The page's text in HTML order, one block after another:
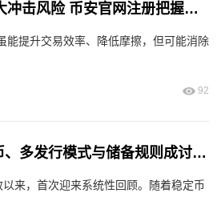
IMF警告：代币化加速金融市场但或放大冲击风险 币安官网注册把握技术升级机遇
能提升交易效率、降低摩擦，但可能消除
92
欧盟MiCA监管框架进入回顾期：稳定币、多发行模式与储备规则成讨论重点
来，首次迎来系统性回顾。随着稳定币